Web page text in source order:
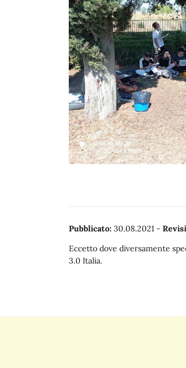
Pubblicato: 30.08.2021 -
Eccetto dove diversamente
3.0 Italia.